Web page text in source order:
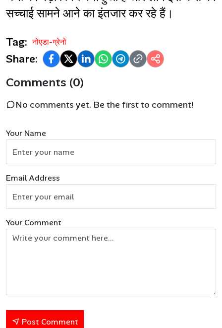
सच्चाई सामने आने का इंतजार कर रहे हैं।
Tag: नोएडा-ग्रेनो
Share:
Comments (0)
No comments yet. Be the first to comment!
Your Name
Email Address
Your Comment
Post Comment